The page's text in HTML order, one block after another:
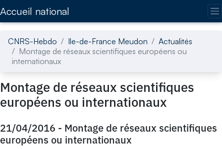
Accueil national
CNRS-Hebdo Ile-de-France Meudon
Actualités
Montage de réseaux scientifiques européens ou
internationaux
Montage de réseaux scientifiques
européens ou internationaux
21/04/2016 - Montage de réseaux scientifiques
européens ou internationaux